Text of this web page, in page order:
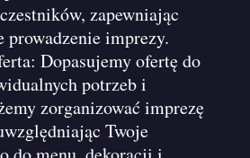
zapewniając
prowadzenie imprezy.
Dopasujemy ofertę do
potrzeb i
zorganizować imprezę
Twoje